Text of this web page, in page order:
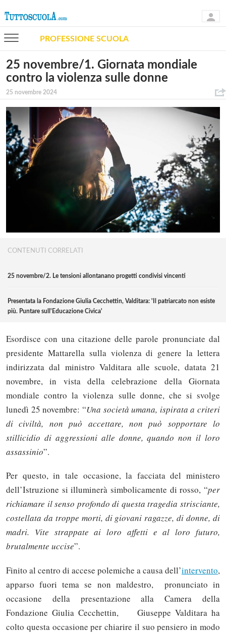
PROFESSIONE SCUOLA
25 novembre/1. Giornata mondiale
contro la violenza sulle donne
25 novembre 2024
CONTENUTI CORRELATI
25 novembre/2. Le tensioni allontanano progetti condivisi vincenti
Presentata la Fondazione Giulia Cecchettin, Valditara: 'Il patriarcato non esiste
più. Puntare sull'Educazione Civica'
Esordisce con una citazione delle parole pronunciate dal
presidente Mattarella sulla violenza di genere la lettera
indirizzata dal ministro Valditara alle scuole, datata 21
novembre, in vista della celebrazione della Giornata
mondiale contro la violenza sulle donne, che si svolge
lunedì 25 novembre: “Una società umana, ispirata a criteri
di civiltà, non può accettare, non può sopportare lo
stillicidio di aggressioni alle donne, quando non il loro
assassinio”.
Per questo, in tale occasione, la facciata del ministero
dell’Istruzione si illuminerà simbolicamente di rosso, “per
richiamare il senso profondo di questa tragedia strisciante,
costellata da troppe morti, di giovani ragazze, di donne, di
madri. Vite strappate ai loro affetti e al loro futuro,
brutalmente uccise”.
Finito al centro di accese polemiche a causa dell’intervento,
apparso fuori tema se non maldestro, pronunciato in
occasione della presentazione alla Camera della
Fondazione Giulia Cecchettin, Giuseppe Valditara ha
colto questa occasione per chiarire il suo pensiero in modo